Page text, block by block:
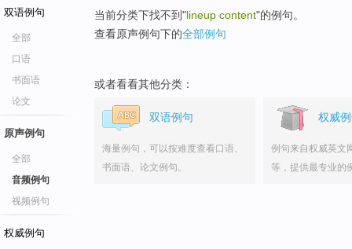
双语例句
全部
口语
书面语
论文
原声例句
全部
音频例句
视频例句
权威例句
当前分类下找不到"lineup content"的例句。
查看原声例句下的全部例句
或者看看其他分类：
双语例句
海量例句，可以按难度查看口语、
书面语、论文例句。
权威
例句来自权威英文
等，提供最专业的